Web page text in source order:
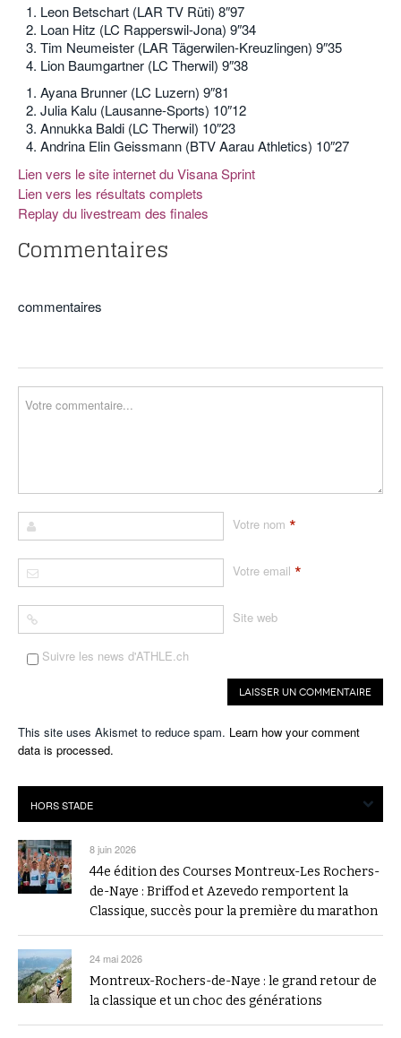
Leon Betschart (LAR TV Rüti) 8″97
Loan Hitz (LC Rapperswil-Jona) 9″34
Tim Neumeister (LAR Tägerwilen-Kreuzlingen) 9″35
Lion Baumgartner (LC Therwil) 9″38
Ayana Brunner (LC Luzern) 9″81
Julia Kalu (Lausanne-Sports) 10″12
Annukka Baldi (LC Therwil) 10″23
Andrina Elin Geissmann (BTV Aarau Athletics) 10″27
Lien vers le site internet du Visana Sprint
Lien vers les résultats complets
Replay du livestream des finales
Commentaires
commentaires
Votre nom *
Votre email *
Site web
Suivre les news d'ATHLE.ch
This site uses Akismet to reduce spam. Learn how your comment
data is processed.
8 juin 2026
44e édition des Courses Montreux-Les Rochers-
de-Naye : Briffod et Azevedo remportent la
Classique, succès pour la première du marathon
24 mai 2026
Montreux-Rochers-de-Naye : le grand retour de
la classique et un choc des générations